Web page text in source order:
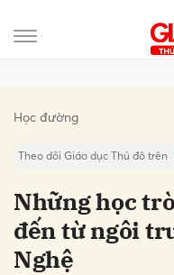
Học đường
Theo dõi Giáo dục Thủ đô trên
Những học
đến từ ngôi
Nghệ